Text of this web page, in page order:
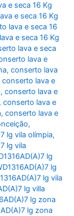
e seca 16 Kg
e seca 16 Kg
lava e seca 16
e seca 16 Kg
lava e seca
lava e
,conserto lava
conserto lava e
,conserto lava e
,conserto lava e
,conserto lava e
,
lg vila olímpia,
lg vila
lg
lg
lg vila
lg villa
lg zona
lg zona